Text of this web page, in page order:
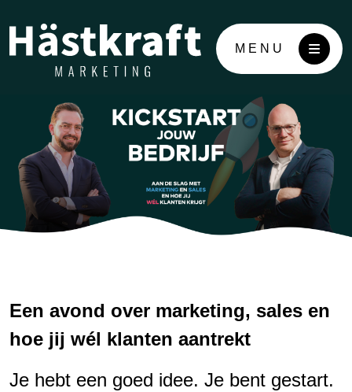
MENU
Een avond over marketing, sales en
hoe jij wél klanten aantrekt
Je hebt een goed idee. Je bent gestart.